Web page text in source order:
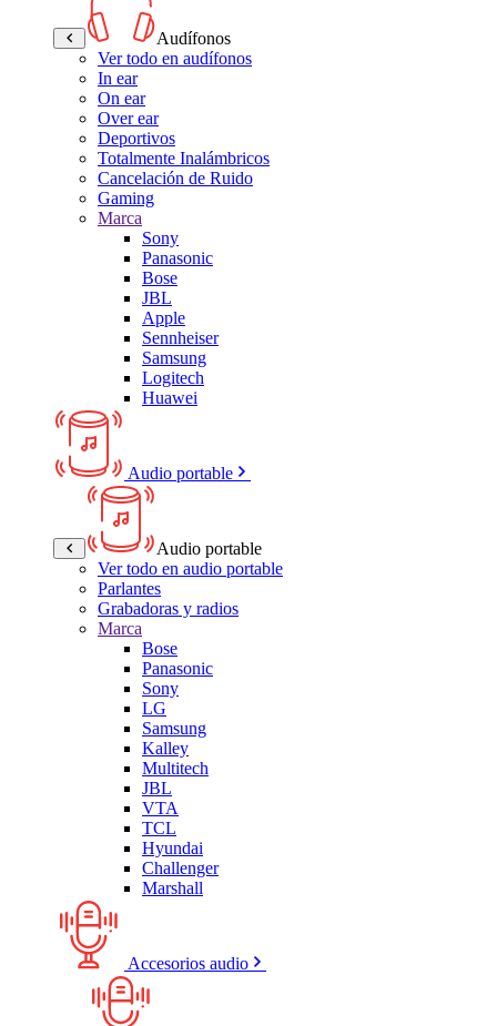
Audífonos
Ver todo en audífonos
In ear
On ear
Over ear
Deportivos
Totalmente Inalámbricos
Cancelación de Ruido
Gaming
Marca
Sony
Panasonic
Bose
JBL
Apple
Sennheiser
Samsung
Logitech
Huawei
Audio portable
Audio portable
Ver todo en audio portable
Parlantes
Grabadoras y radios
Marca
Bose
Panasonic
Sony
LG
Samsung
Kalley
Multitech
JBL
VTA
TCL
Hyundai
Challenger
Marshall
Accesorios audio